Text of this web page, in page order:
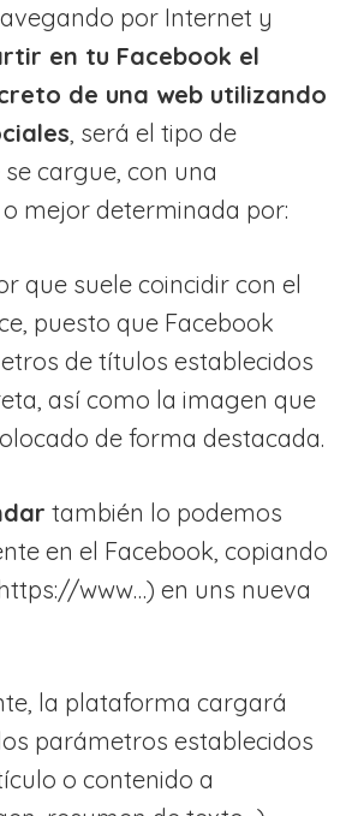
por Internet y
en tu Facebook el
de una web utilizando
, será el tipo de
cargue, con una
mejor determinada por:
que suele coincidir con el
puesto que Facebook
de títulos establecidos
así como la imagen que
de forma destacada.
también lo podemos
en el Facebook, copiando
www…) en uns nueva
la plataforma cargará
parámetros establecidos
o contenido a